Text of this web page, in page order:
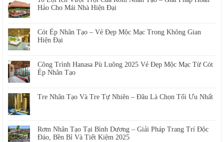
Hảo Cho Mái Nhà Hiện Đại
Cót Ép Nhân Tạo – Vẻ Đẹp Mộc Mạc Trong Không Gian
Hiện Đại
Công Trình Hanasa Pù Luông 2025 Vẻ Đẹp Mộc Mạc Từ Cót
Ép Nhân Tạo
Tre Nhân Tạo Và Tre Tự Nhiên – Đâu Là Chọn Tối Ưu Nhất
Rơm Nhân Tạo Tại Bình Dương – Giải Pháp Trang Trí Độc
Đáo, Bền Bỉ Và Tiết Kiệm 2025